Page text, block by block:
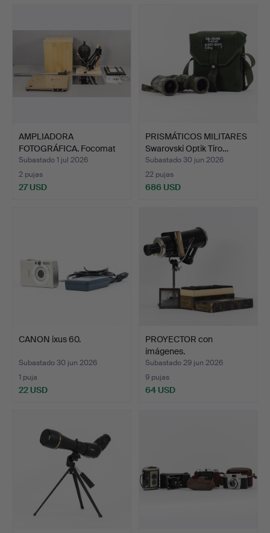
AMPLIADORA
FOTOGRÁFICA. Focomat
1C Leitz W…
Subastado 1 jul 2026
2 pujas
27 USD
PRISMÁTICOS MILITARES
Swarovski Optik Tiro…
Subastado 30 jun 2026
22 pujas
686 USD
CANON ixus 60.
Subastado 30 jun 2026
1 puja
22 USD
PROYECTOR con
imágenes.
Subastado 29 jun 2026
9 pujas
64 USD